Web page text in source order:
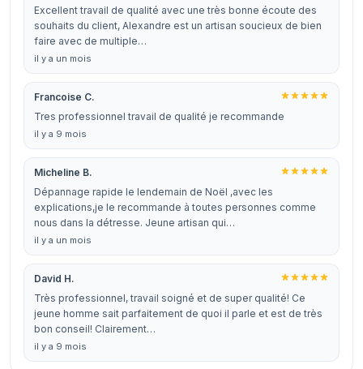
Excellent travail de qualité avec une très bonne écoute des
souhaits du client, Alexandre est un artisan soucieux de bien
faire avec de multiple…
il y a un mois
Francoise C.
Tres professionnel travail de qualité je recommande
il y a 9 mois
Micheline B.
Dépannage rapide le lendemain de Noël ,avec les
explications,je le recommande à toutes personnes comme
nous dans la détresse. Jeune artisan qui…
il y a un mois
David H.
Très professionnel, travail soigné et de super qualité! Ce
jeune homme sait parfaitement de quoi il parle et est de très
bon conseil! Clairement…
il y a 9 mois